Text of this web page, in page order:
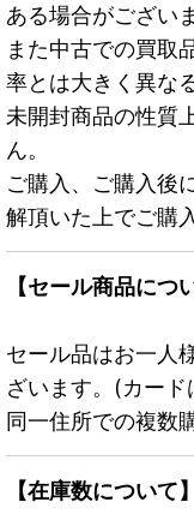
ある場合がござい
また中古での買取
率とは大きく異な
未開封商品の性質
ん。
ご購入、ご購入後
解頂いた上でご購
【セール商品につ
セール品はお一人
ざいます。(カード
同一住所での複数
【在庫数について】